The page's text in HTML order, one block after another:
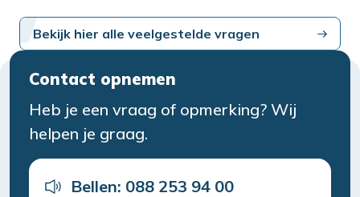
Bekijk hier alle veelgestelde vragen
Contact opnemen
Heb je een vraag of opmerking? Wij
helpen je graag.
Bellen: 088 253 94 00